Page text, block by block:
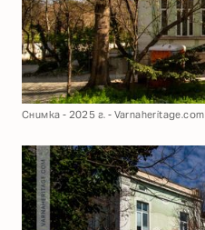
Снимка - 2025 г. - Varnaheritage.com